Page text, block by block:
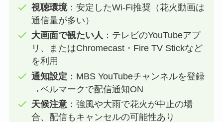
視聴環境：安定したWi-Fi推奨（花火動画は
通信量が多い）
大画面で観たい人 ：テレビのYouTubeアプ
リ、またはChromecast・Fire TV Stickなど
を利用
通知設定 ：MBS YouTubeチャンネルを登録
→ベルマークで配信通知ON
天候注意：強風や大雨で花火が中止の場
合、配信もキャンセルの可能性あり